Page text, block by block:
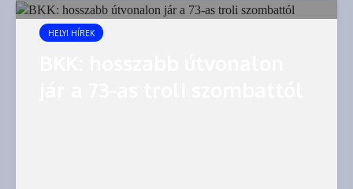
HELYI HÍREK